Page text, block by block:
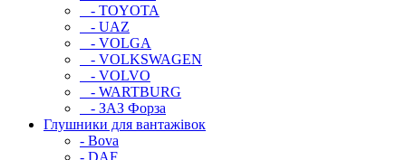
- TOYOTA
- UAZ
- VOLGA
- VOLKSWAGEN
- VOLVO
- WARTBURG
- ЗАЗ Форза
Глушники для вантажівок
- Bova
- DAF